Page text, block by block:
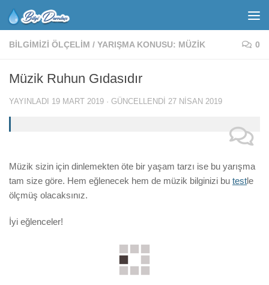
BILGIMIZI ÖLÇELIM / YARIŞMA KONUSU: MÜZIK 0
Müzik Ruhun Gıdasıdır
YAYINLADI 19 MART 2019 · GÜNCELLENDI 27 NISAN 2019
Müzik sizin için dinlemekten öte bir yaşam tarzı ise bu yarışma
tam size göre. Hem eğlenecek hem de müzik bilginizi bu testle
ölçmüş olacaksınız.
İyi eğlenceler!